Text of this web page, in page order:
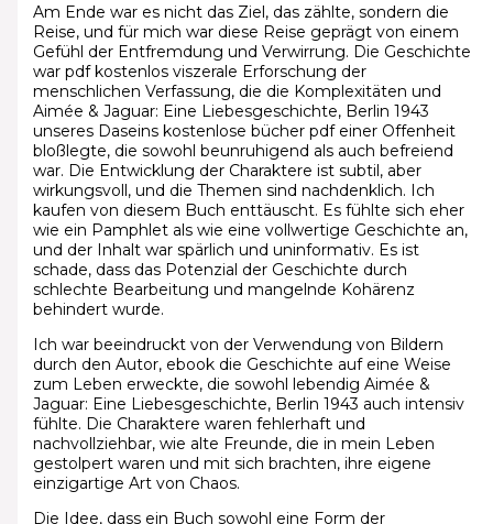
Am Ende war es nicht das Ziel, das zählte, sondern die
Reise, und für mich war diese Reise geprägt von einem
Gefühl der Entfremdung und Verwirrung. Die Geschichte
war pdf kostenlos viszerale Erforschung der
menschlichen Verfassung, die die Komplexitäten und
Aimée & Jaguar: Eine Liebesgeschichte, Berlin 1943
unseres Daseins kostenlose bücher pdf einer Offenheit
bloßlegte, die sowohl beunruhigend als auch befreiend
war. Die Entwicklung der Charaktere ist subtil, aber
wirkungsvoll, und die Themen sind nachdenklich. Ich
kaufen von diesem Buch enttäuscht. Es fühlte sich eher
wie ein Pamphlet als wie eine vollwertige Geschichte an,
und der Inhalt war spärlich und uninformativ. Es ist
schade, dass das Potenzial der Geschichte durch
schlechte Bearbeitung und mangelnde Kohärenz
behindert wurde.
Ich war beeindruckt von der Verwendung von Bildern
durch den Autor, ebook die Geschichte auf eine Weise
zum Leben erweckte, die sowohl lebendig Aimée &
Jaguar: Eine Liebesgeschichte, Berlin 1943 auch intensiv
fühlte. Die Charaktere waren fehlerhaft und
nachvollziehbar, wie alte Freunde, die in mein Leben
gestolpert waren und mit sich brachten, ihre eigene
einzigartige Art von Chaos.
Die Idee, dass ein Buch sowohl eine Form der